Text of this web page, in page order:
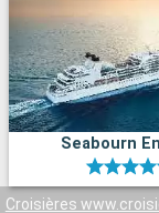
Seabourn
Croisières